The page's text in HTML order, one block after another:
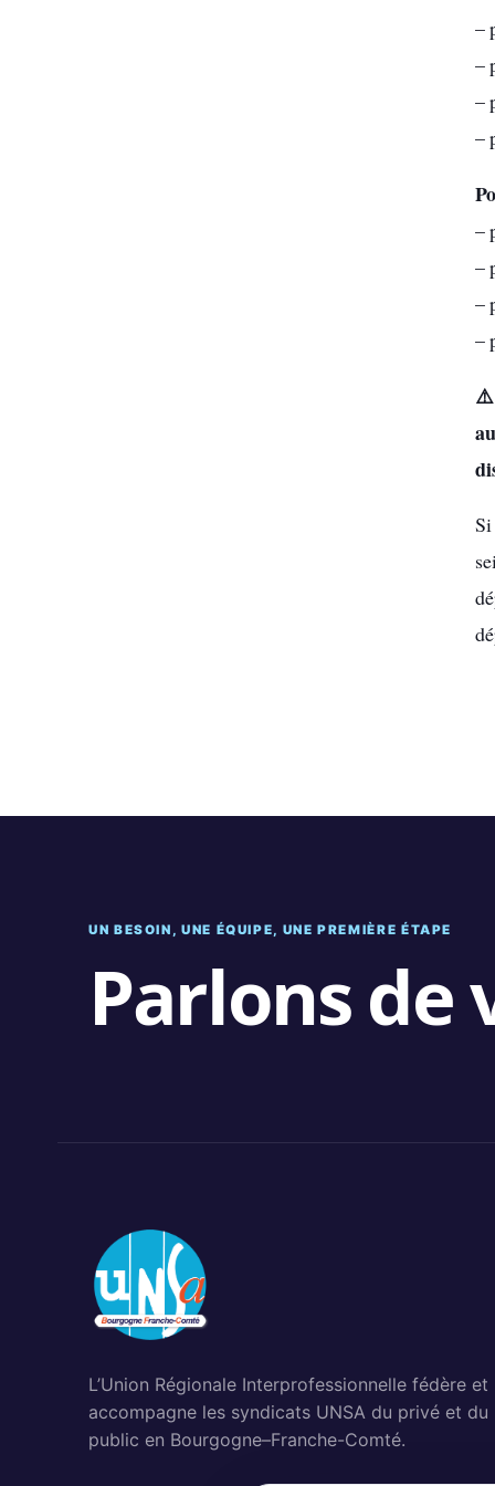
–
–
–
–
–
–
–
–
⚠️
UN BESOIN, UNE ÉQUIPE, UNE PREMIÈRE ÉTAPE
Parlons
L’Union Régionale Interprofessionnelle fédère et
accompagne les syndicats UNSA du privé et du
public en Bourgogne–Franche-Comté.